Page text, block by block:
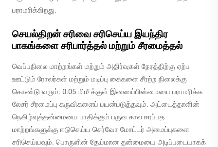
பராமரிக்கிறது.
செயல்திறன் சரிவை சரிசெய்ய இயந்திர
பாகங்களை சரிபார்த்தல் மற்றும் சீரமைத்தல்
வெப்பநிலை மாற்றங்கள் மற்றும் அதிர்வுகள் நேரத்திற்கு ஏற்ப
ஊட்டும் ரோலர்கள் மற்றும் மடிப்பு கைகளை சீரற்ற நிலைக்கு
கொண்டு வரும். 0.05 மிமீ க்குள் இணைப்பின்மையை பராமரிக்க
லேசர் சீரமைப்பு கருவிகளைப் பயன்படுத்தவும். அட்டைத்தாளின்
நெகிழ்வுத்தன்மையை பாதிக்கும் பருவ கால ஈரப்பத
மாற்றங்களுக்கு ஈடுசெய்ய செர்வோ மோட்டர் அமைப்புகளை
சரிசெய்யவும். பொருளின் தேய்மான தன்மையை அடிப்படையாகக்